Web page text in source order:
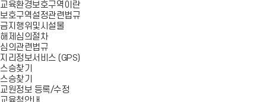
교육환경보호구역이란
보호구역설정관련법규
금지행위및시설물
해제심의절차
심의관련법규
지리정보서비스 (GPS)
스승찾기
스승찾기
교원정보 등록/수정